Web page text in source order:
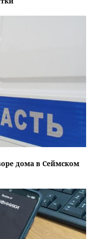
дома в Сеймском